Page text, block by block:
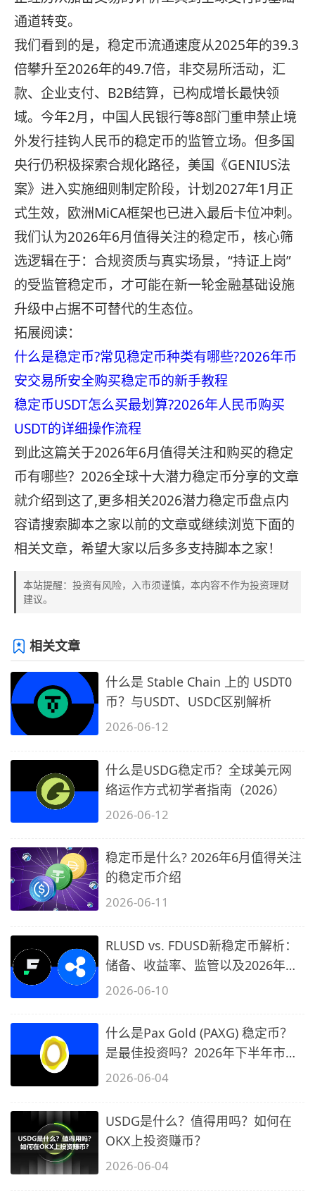
通道转变。
我们看到的是，稳定币流通速度从2025年的39.3
倍攀升至2026年的49.7倍，非交易所活动，汇
款、企业支付、B2B结算，已构成增长最快领
域。今年2月，中国人民银行等8部门重申禁止境
外发行挂钩人民币的稳定币的监管立场。但多国
央行仍积极探索合规化路径，美国《GENIUS法
案》进入实施细则制定阶段，计划2027年1月正
式生效，欧洲MiCA框架也已进入最后卡位冲刺。
我们认为2026年6月值得关注的稳定币，核心筛
选逻辑在于：合规资质与真实场景，“持证上岗”
的受监管稳定币，才可能在新一轮金融基础设施
升级中占据不可替代的生态位。
拓展阅读：
什么是稳定币?常见稳定币种类有哪些?2026年币
安交易所安全购买稳定币的新手教程
稳定币USDT怎么买最划算?2026年人民币购买
USDT的详细操作流程
到此这篇关于2026年6月值得关注和购买的稳定
币有哪些？2026全球十大潜力稳定币分享的文章
就介绍到这了,更多相关2026潜力稳定币盘点内
容请搜索脚本之家以前的文章或继续浏览下面的
相关文章，希望大家以后多多支持脚本之家！
本站提醒：投资有风险，入市须谨慎，本内容不作为投资理财
建议。
相关文章
什么是 Stable Chain 上的 USDT0
币？与USDT、USDC区别解析
2026-06-12
什么是USDG稳定币？全球美元网
络运作方式初学者指南（2026）
2026-06-12
稳定币是什么? 2026年6月值得关注
的稳定币介绍
2026-06-11
RLUSD vs. FDUSD新稳定币解析：
储备、收益率、监管以及2026年展
望
2026-06-10
什么是Pax Gold (PAXG) 稳定币？
是最佳投资吗？2026年下半年市场
预测
2026-06-04
USDG是什么？值得用吗？如何在
OKX上投资赚币？
2026-06-04